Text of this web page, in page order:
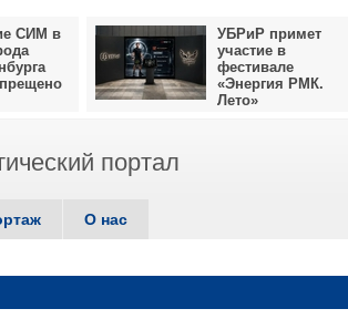
СИМ в
УБРиР примет
участие в
фестивале
«Энергия РМК.
Лето»
портал
О нас